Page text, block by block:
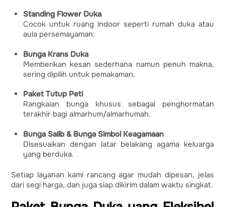
Standing Flower Duka
Cocok untuk ruang indoor seperti rumah duka atau
aula persemayaman.
Bunga Krans Duka
Memberikan kesan sederhana namun penuh makna,
sering dipilih untuk pemakaman.
Paket Tutup Peti
Rangkaian bunga khusus sebagai penghormatan
terakhir bagi almarhum/almarhumah.
Bunga Salib & Bunga Simbol Keagamaan
Disesuaikan dengan latar belakang agama keluarga
yang berduka.
Setiap layanan kami rancang agar mudah dipesan, jelas
dari segi harga, dan juga siap dikirim dalam waktu singkat.